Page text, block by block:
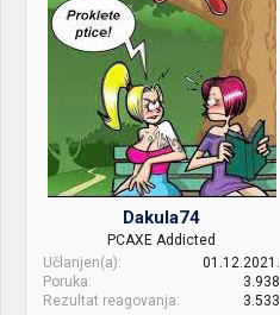
m
e
t
a
n
j
a
Dakula74
PCAXE Addicted
Učlanjen(a)
01.12.2021.
Poruka
3.938
Rezultat reagovanja
3.533